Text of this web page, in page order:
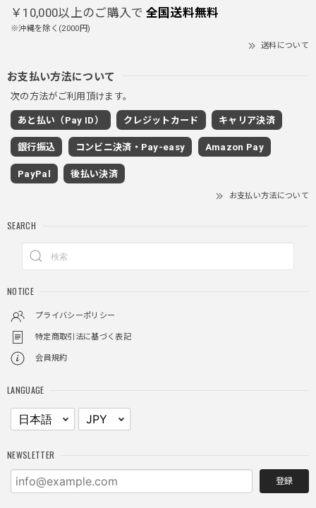
2025/11/28
グレー/M
2025/11/28
着心地もいいしカジュアル味が出ていい
クロスチャーム ビーズウォレットチェーン / CROSS CHARM BEADS WALLET CHAIN
しっかりと重さがあるので安っぽくなく値段に見合ったクオ
リティ
身体のラインに沿って着れるため、印象がスラッとして見え
る。特に腕周りがいい感じ。
NCLLW ホイッスルネックレス / NCLLW Whistle Necklace
￥10,000以上のご購入で 全国送料無料
※沖縄を除く(2000円)
送料について
お支払い方法について
次の方法がご利用頂けます。
あと払い（Pay ID） クレジットカード キャリア決済
銀行振込 コンビニ決済・Pay-easy Amazon Pay
PayPal 後払い決済
お支払い方法について
SEARCH
NOTICE
プライバシーポリシー
特定商取引法に基づく表記
会員規約
LANGUAGE
NEWSLETTER
登録